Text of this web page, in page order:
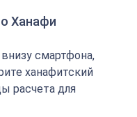
Ханафи
смартфона,
ханафитский
расчета для